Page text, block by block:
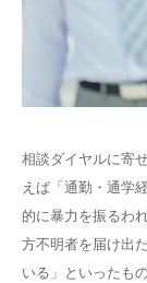
相談ダイヤルに寄
えば「通勤・通学
的に暴力を振るわ
方不明者を届け出
いる」といったも